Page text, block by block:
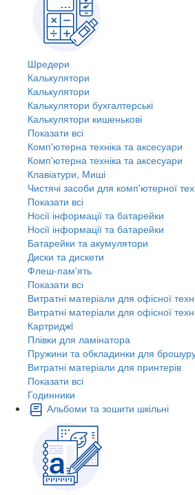
Шредери
Калькулятори
Калькулятори
Калькулятори бухгалтерські
Калькулятори кишенькові
Показати всі
Комп'ютерна техніка та аксесуари
Комп'ютерна техніка та аксесуари
Клавіатури, Миші
Чистячі засоби для комп'ютерної
Показати всі
Носії інформації та батарейки
Носії інформації та батарейки
Батарейки та акумулятори
Диски та дискети
Флеш-пам'ять
Показати всі
Витратні матеріали для офісної
Витратні матеріали для офісної
Картриджi
Плівки для ламінатора
Пружини та обкладинки для
Витратні матеріали для принтерів
Показати всі
Годинники
Альбоми та зошити шкільні